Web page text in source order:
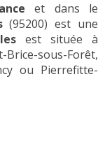
et dans le
(95200) est une
est située à
sous-Forêt,
ou Pierrefitte-